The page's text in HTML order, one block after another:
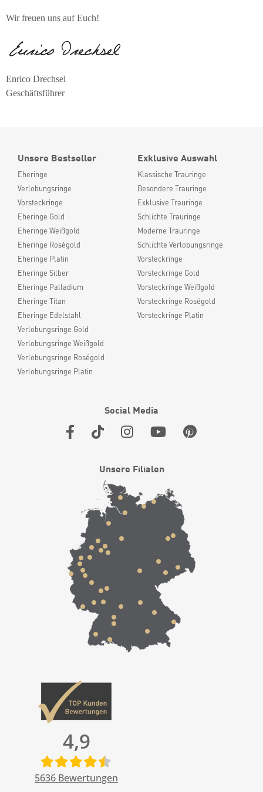
Wir freuen uns auf Euch!
Enrico Drechsel
Geschäftsführer
Unsere Bestseller
Eheringe
Verlobungsringe
Vorsteckringe
Eheringe Gold
Eheringe Weißgold
Eheringe Roségold
Eheringe Platin
Eheringe Silber
Eheringe Palladium
Eheringe Titan
Eheringe Edelstahl
Verlobungsringe Gold
Verlobungsringe Weißgold
Verlobungsringe Roségold
Verlobungsringe Platin
Exklusive Auswahl
Klassische Trauringe
Besondere Trauringe
Exklusive Trauringe
Schlichte Trauringe
Moderne Trauringe
Schlichte Verlobungsringe
Vorsteckringe
Vorsteckringe Gold
Vorsteckringe Weißgold
Vorsteckringe Roségold
Vorsteckringe Platin
Social Media
Unsere Filialen
4,9
5636 Bewertungen